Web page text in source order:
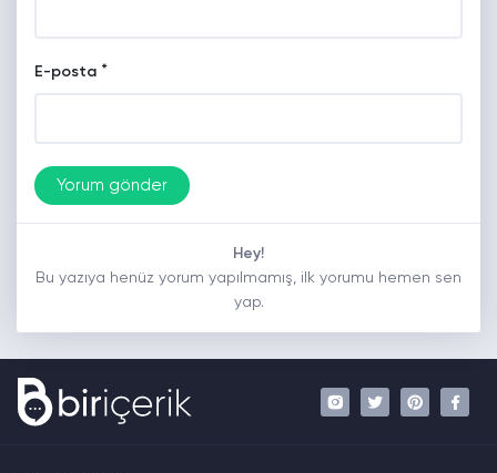
E-posta *
Hey!
Bu yazıya henüz yorum yapılmamış, ilk yorumu hemen sen
yap.